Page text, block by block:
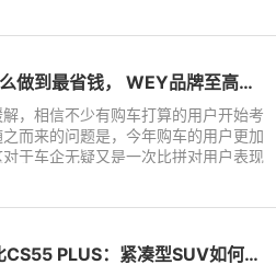
以旧换新怎么做到最省钱， WEY品牌至高享零折旧置换
，相信不少有购车打算的用户开始考
而来的问题是，今年购车的用户更加
于车企无疑又是一次比拼对用户表现
终以用户为本的WEY品牌先人一
哈弗H4对比CS55 PLUS：紧凑型SUV如何选？